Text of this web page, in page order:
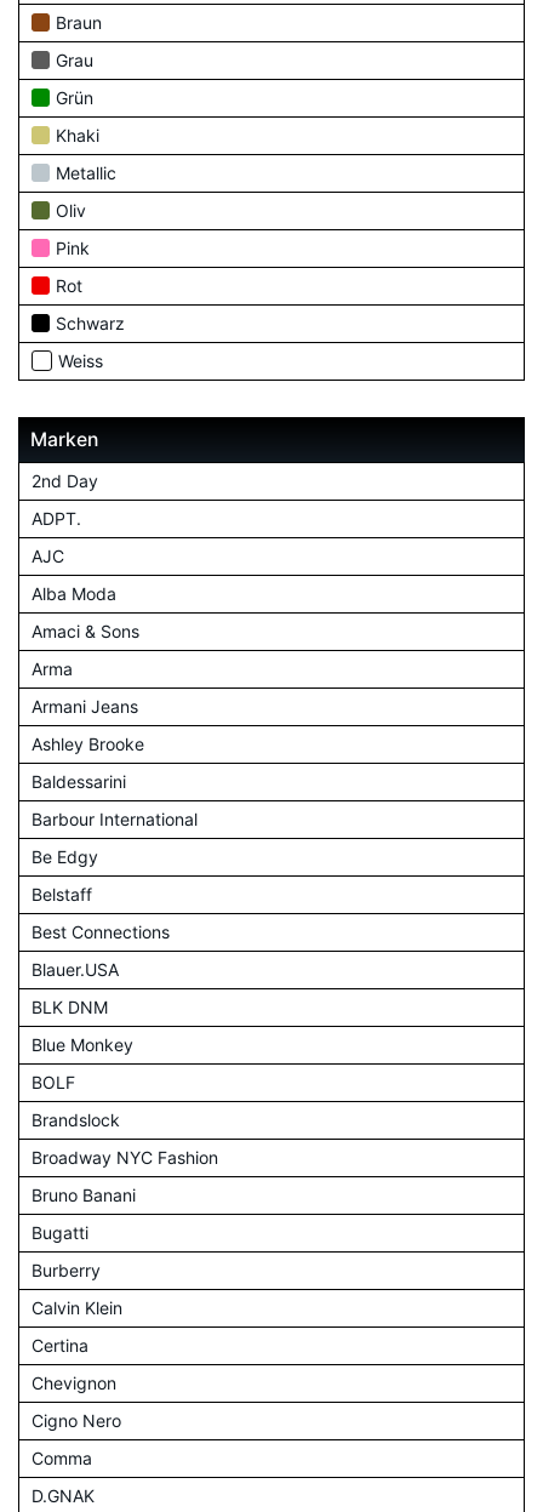
Braun
Grau
Grün
Khaki
Metallic
Oliv
Pink
Rot
Schwarz
Weiss
Marken
2nd Day
ADPT.
AJC
Alba Moda
Amaci & Sons
Arma
Armani Jeans
Ashley Brooke
Baldessarini
Barbour International
Be Edgy
Belstaff
Best Connections
Blauer.USA
BLK DNM
Blue Monkey
BOLF
Brandslock
Broadway NYC Fashion
Bruno Banani
Bugatti
Burberry
Calvin Klein
Certina
Chevignon
Cigno Nero
Comma
D.GNAK